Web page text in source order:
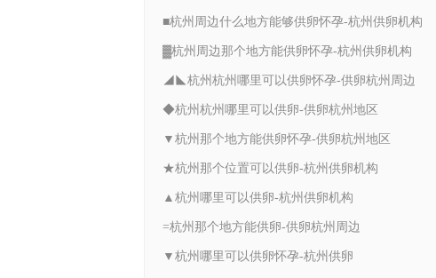
■杭州周边什么地方能够供卵怀孕-杭州供卵机构
▓杭州周边那个地方能供卵怀孕-杭州供卵机构
◢◣杭州杭州哪里可以供卵怀孕-供卵杭州周边
◆杭州杭州哪里可以供卵-供卵杭州地区
▼杭州那个地方能供卵怀孕-供卵杭州地区
★杭州那个位置可以供卵-杭州供卵机构
▲杭州哪里可以供卵-杭州供卵机构
=杭州那个地方能供卵-供卵杭州周边
▼杭州哪里可以供卵怀孕-杭州供卵